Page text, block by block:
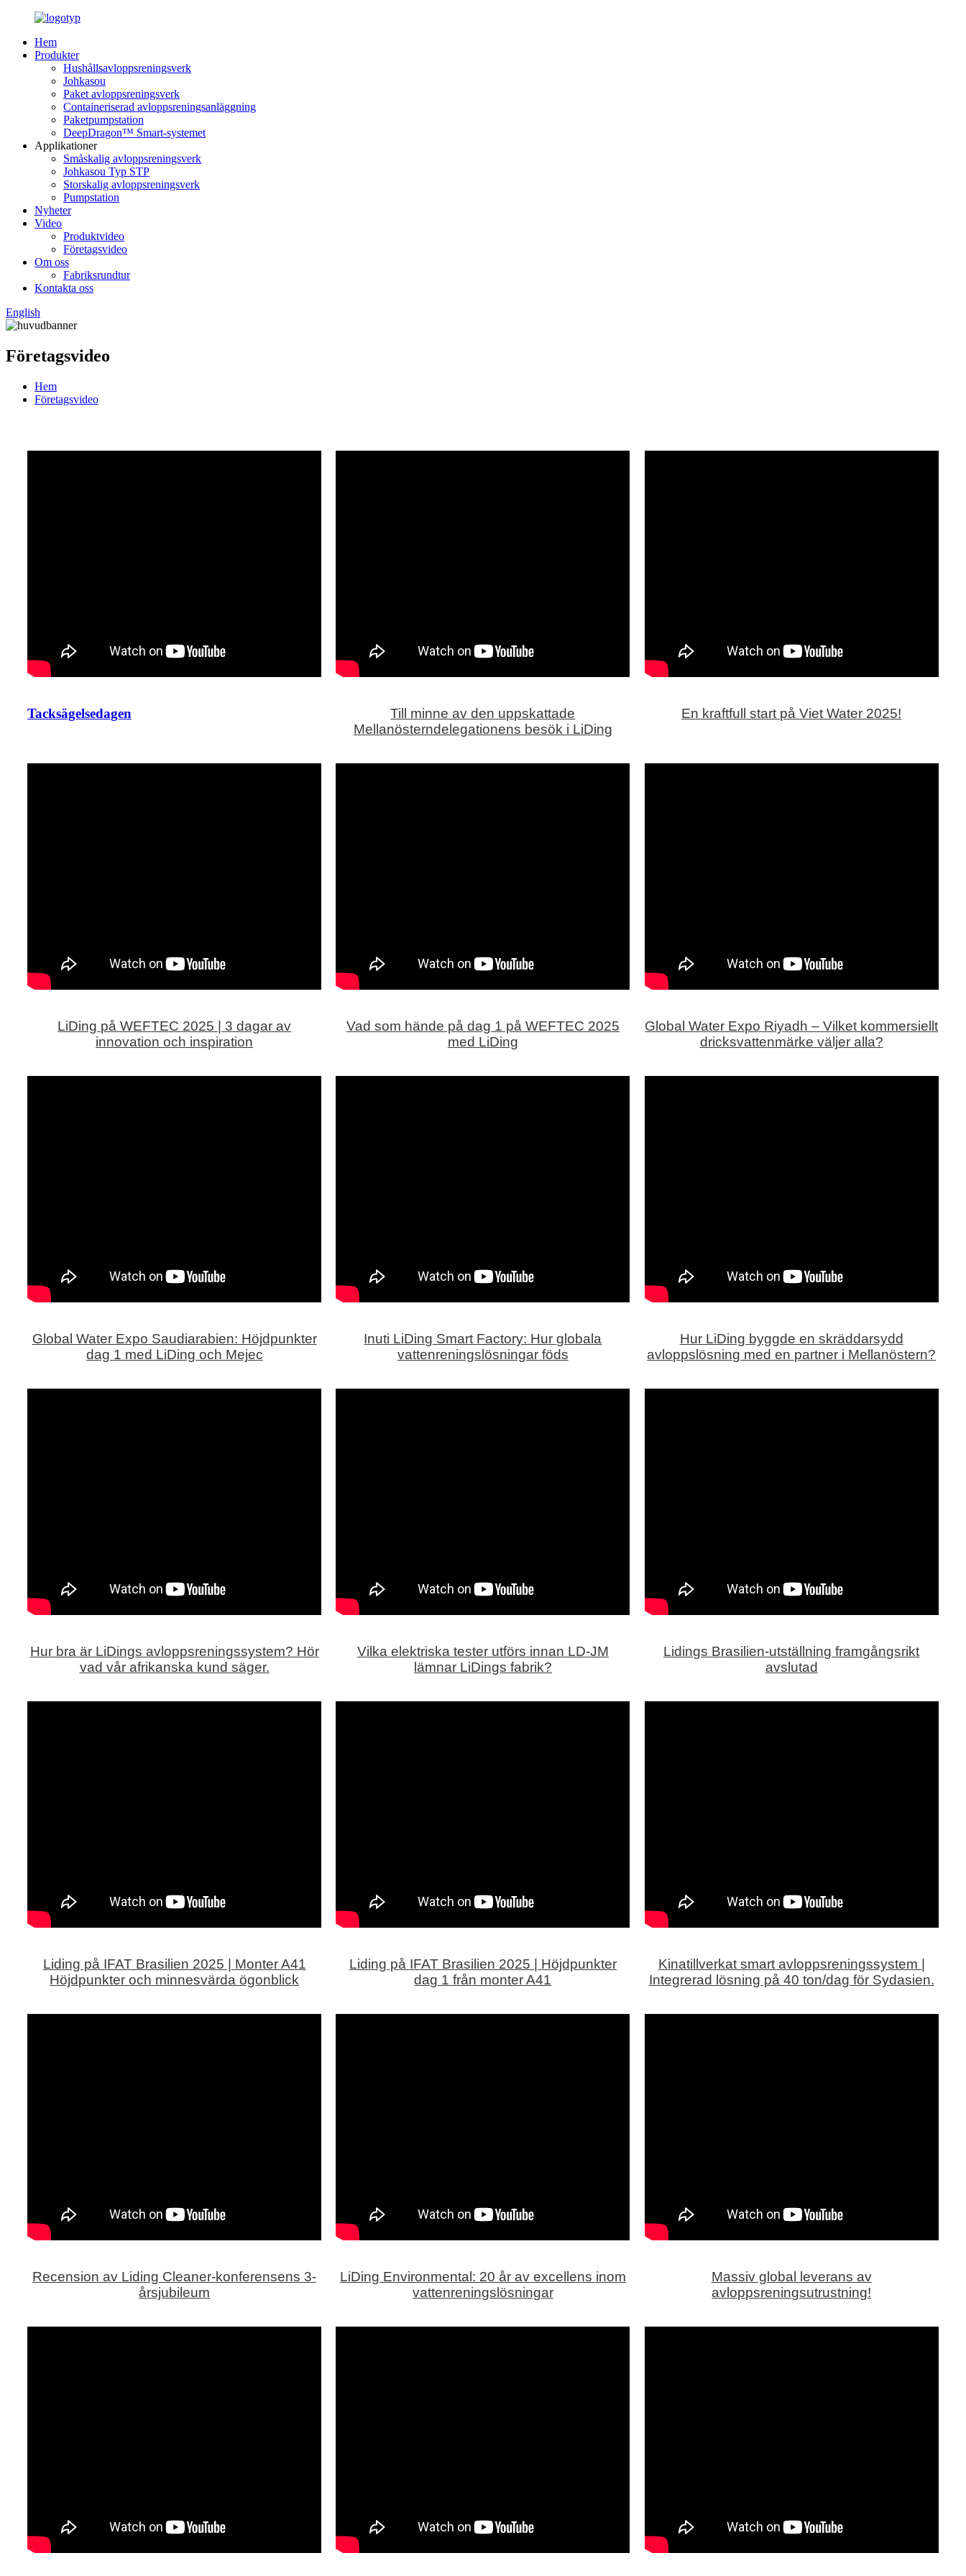
Hem
Produkter
Hushållsavloppsreningsverk
Johkasou
Paket avloppsreningsverk
Containeriserad avloppsreningsanläggning
Paketpumpstation
DeepDragon™ Smart-systemet
Applikationer
Småskalig avloppsreningsverk
Johkasou Typ STP
Storskalig avloppsreningsverk
Pumpstation
Nyheter
Video
Produktvideo
Företagsvideo
Om oss
Fabriksrundtur
Kontakta oss
English
Företagsvideo
Hem
Företagsvideo
Tacksägelsedagen
Till minne av den uppskattade
Mellanösterndelegationens besök i LiDing
En kraftfull start på Viet Water 2025!
LiDing på WEFTEC 2025 | 3 dagar av
innovation och inspiration
Vad som hände på dag 1 på WEFTEC 2025
med LiDing
Global Water Expo Riyadh – Vilket kommersiellt
dricksvattenmärke väljer alla?
Global Water Expo Saudiarabien: Höjdpunkter
dag 1 med LiDing och Mejec
Inuti LiDing Smart Factory: Hur globala
vattenreningslösningar föds
Hur LiDing byggde en skräddarsydd
avloppslösning med en partner i Mellanöstern?
Hur bra är LiDings avloppsreningssystem? Hör
vad vår afrikanska kund säger.
Vilka elektriska tester utförs innan LD-JM
lämnar LiDings fabrik?
Lidings Brasilien-utställning framgångsrikt
avslutad
Liding på IFAT Brasilien 2025 | Monter A41
Höjdpunkter och minnesvärda ögonblick
Liding på IFAT Brasilien 2025 | Höjdpunkter
dag 1 från monter A41
Kinatillverkat smart avloppsreningssystem |
Integrerad lösning på 40 ton/dag för Sydasien.
Recension av Liding Cleaner-konferensens 3-
årsjubileum
LiDing Environmental: 20 år av excellens inom
vattenreningslösningar
Massiv global leverans av
avloppsreningsutrustning!